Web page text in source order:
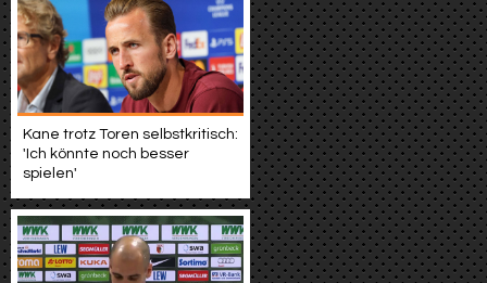
Kane trotz Toren selbstkritisch:
'Ich könnte noch besser
spielen'